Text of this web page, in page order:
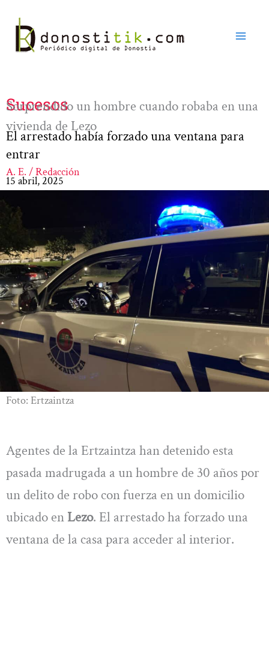
contenido
Sucesos
Sorprendido un hombre cuando robaba en una
vivienda de Lezo
El arrestado había forzado una ventana para
entrar
A. E. / Redacción
15 abril, 2025
Foto: Ertzaintza
Agentes de la Ertzaintza han detenido esta
pasada madrugada a un hombre de 30 años por
un delito de robo con fuerza en un domicilio
ubicado en Lezo. El arrestado ha forzado una
ventana de la casa para acceder al interior.